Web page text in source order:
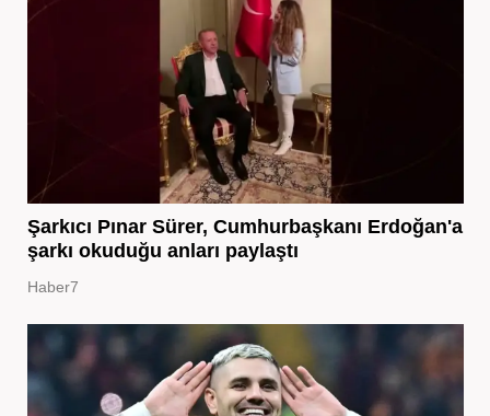
Şarkıcı Pınar Sürer, Cumhurbaşkanı Erdoğan'a
şarkı okuduğu anları paylaştı
Haber7